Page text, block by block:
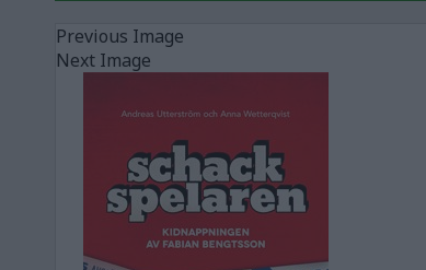
Previous Image
Next Image